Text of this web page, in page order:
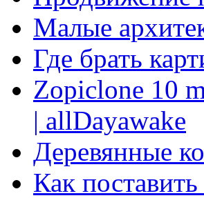
Малые
Где брать
Zopiclone 10
| allDayawake
Деревянные
Как